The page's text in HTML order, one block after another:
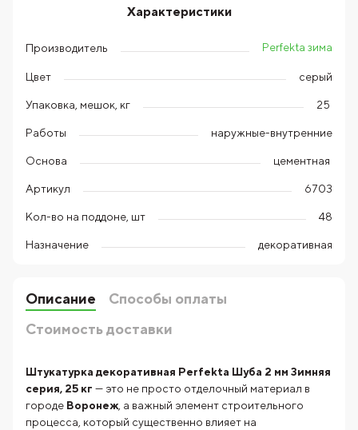
Характеристики
Производитель Perfekta зима
Цвет серый
Упаковка, мешок, кг 25
Работы наружные-внутренние
Основа цементная
Артикул 6703
Кол-во на поддоне, шт 48
Назначение декоративная
Описание
Способы оплаты
Стоимость доставки
Штукатурка декоративная Perfekta Шуба 2 мм Зимняя
серия, 25 кг — это не просто отделочный материал в
городе Воронеж , а важный элемент строительного
процесса, который существенно влияет на